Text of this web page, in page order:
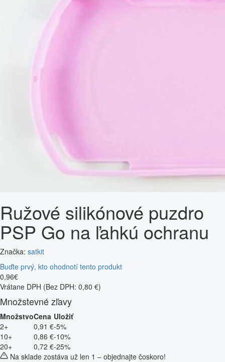
Ružové silikónové puzdro
PSP Go na ľahkú ochranu
Značka: satkit
Buďte prvý, kto ohodnotí tento produkt
0,96€
Vrátane DPH (Bez DPH: 0,80 €)
Množstevné zľavy
MnožstvoCena Uložiť
2+
0,91 €-5%
10+
0,86 €-10%
20+
0,72 €-25%
Na sklade zostáva už len 1 – objednajte čoskoro!